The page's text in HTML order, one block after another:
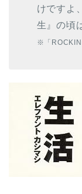
けですよ
生』の頃
※「